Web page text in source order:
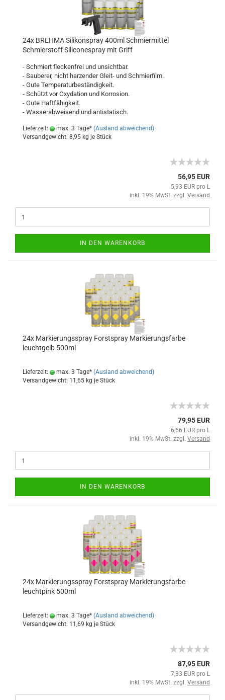
24x BREHMA Silikonspray 400ml Schmiermittel
Schmierstoff Siliconespray mit Griff
- Schmiert fleckenfrei und unsichtbar.
- Sauberer, nicht harzender Gleit- und Schmierfilm.
- Gute Temperaturbeständigkeit.
- Schützt vor Oxydation und Korrosion.
- Gute Haftfähigkeit.
- Wasserabweisend und antistatisch.
Lieferzeit: max. 3 Tage* (Ausland abweichend)
Versandgewicht: 8,95 kg je Stück
56,95 EUR
5,93 EUR pro L
inkl. 19% MwSt. zzgl. Versand
IN DEN WARENKORB
24x Markierungsspray Forstspray Markierungsfarbe
leuchtgelb 500ml
Lieferzeit: max. 3 Tage* (Ausland abweichend)
Versandgewicht: 11,65 kg je Stück
79,95 EUR
6,66 EUR pro L
inkl. 19% MwSt. zzgl. Versand
IN DEN WARENKORB
24x Markierungsspray Forstspray Markierungsfarbe
leuchtpink 500ml
Lieferzeit: max. 3 Tage* (Ausland abweichend)
Versandgewicht: 11,69 kg je Stück
87,95 EUR
7,33 EUR pro L
inkl. 19% MwSt. zzgl. Versand